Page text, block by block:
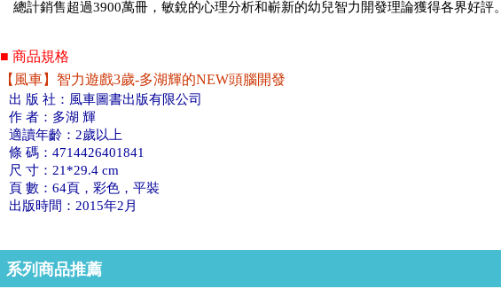
總計銷售超過3900萬冊，敏銳的心理分析和嶄新的幼兒智力開發理論獲得各界好評。
■ 商品規格
【風車】智力遊戲3歲-多湖輝的NEW頭腦開發
出 版 社：風車圖書出版有限公司
作 者：多湖 輝
適讀年齡：2歲以上
條 碼：4714426401841
尺 寸：21*29.4 cm
頁 數：64頁，彩色，平裝
出版時間：2015年2月
系列商品推薦